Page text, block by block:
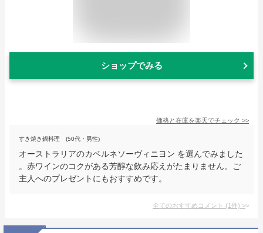
ショップでみる
価格と在庫を楽天でチェック >>
すき焼き鍋料理 (50代・男性)
オーストラリアのカベルネソーヴィニヨン を選んでみました
。赤ワインのコクがある芳醇な飲み応えがたまりません。ご
主人へのプレゼントにもおすすめです。
全てのおすすめコメント (1件) >